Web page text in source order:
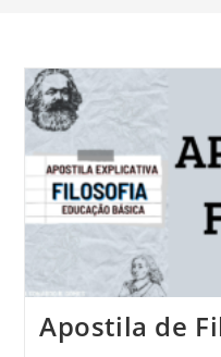
Apostila de